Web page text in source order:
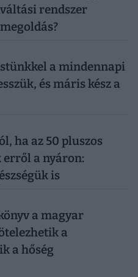
rendszer
a mindennapi
és máris kész a
ha az 50 pluszos
a nyáron:
is
a magyar
a
a hőség